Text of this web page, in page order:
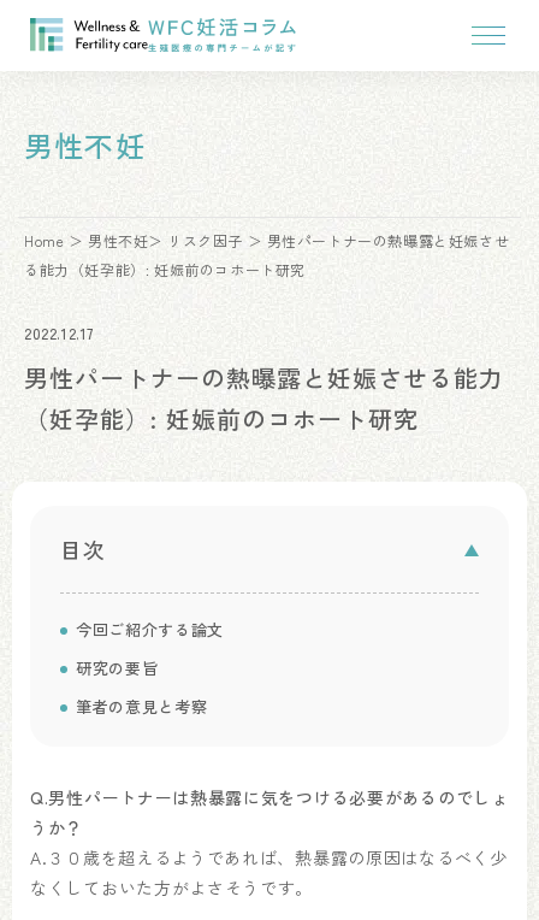
男性不妊
Home 男性不妊 リスク因子
男性パートナーの熱曝露と妊娠させ
る能力（妊孕能）: 妊娠前のコホート研究
2022.12.17
男性パートナーの熱曝露と妊娠させる能力
（妊孕能）: 妊娠前のコホート研究
目次
今回ご紹介する論文
研究の要旨
筆者の意見と考察
Q.男性パートナーは熱暴露に気をつける必要があるのでしょ
うか？
A.３０歳を超えるようであれば、熱暴露の原因はなるべく少
なくしておいた方がよさそうです。